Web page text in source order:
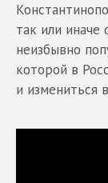
так или иначе
неизбывно
которой в
и измениться